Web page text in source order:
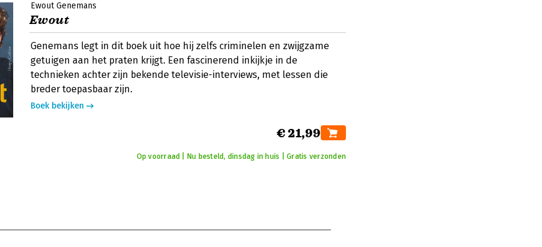
Ewout Genemans
Ewout
Genemans legt in dit boek uit hoe hij zelfs criminelen en zwijgzame
getuigen aan het praten krijgt. Een fascinerend inkijkje in de
technieken achter zijn bekende televisie-interviews, met lessen die
breder toepasbaar zijn.
Boek bekijken
€ 21,99
Op voorraad | Nu besteld, dinsdag in huis | Gratis verzonden